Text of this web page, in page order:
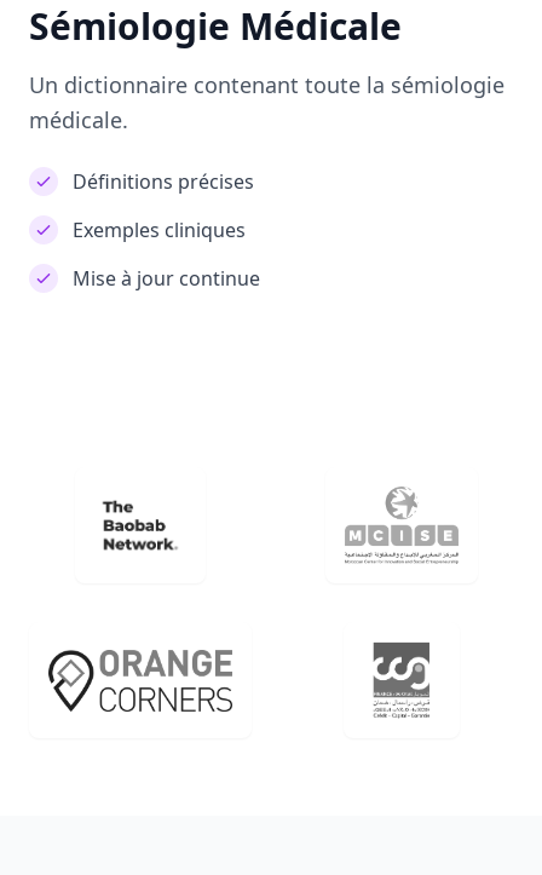
Sémiologie Médicale
Un dictionnaire contenant toute la sémiologie
médicale.
Définitions précises
Exemples cliniques
Mise à jour continue